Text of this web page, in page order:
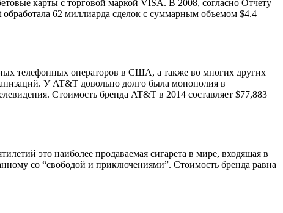
карты с торговой маркой VISA. В 2008, согласно Отчету
62 миллиарда сделок с суммарным объемом $4.4
телефонных операторов в США, а также во многих других
У AT&T довольно долго была монополия в
Стоимость бренда AT&T в 2014 составляет $77,883
это наиболее продаваемая сигарета в мире, входящая в
со “свободой и приключениями”. Стоимость бренда равна